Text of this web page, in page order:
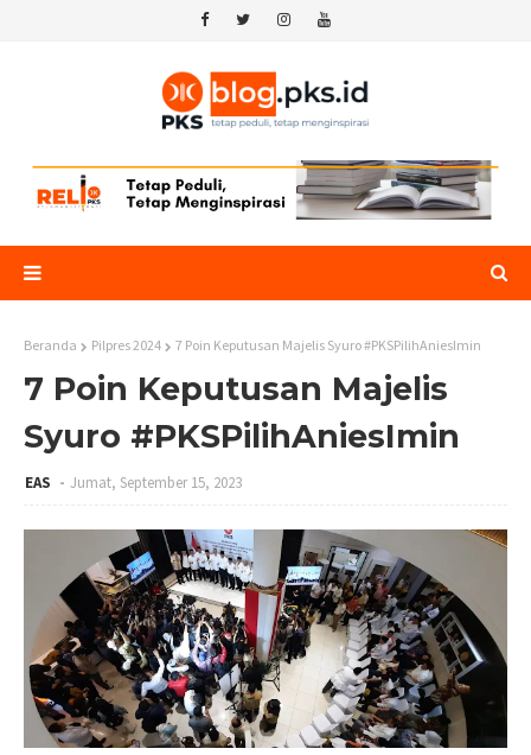
Beranda Pilpres 2024 7 Poin Keputusan Majelis Syuro #PKSPilihAniesImin
7 Poin Keputusan Majelis
Syuro #PKSPilihAniesImin
EAS Jumat, September 15, 2023